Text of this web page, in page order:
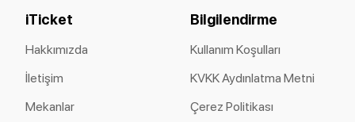
iTicket
Hakkımızda
İletişim
Mekanlar
Bilgilendirme
Kullanım Koşulları
KVKK Aydınlatma Metni
Çerez Politikası